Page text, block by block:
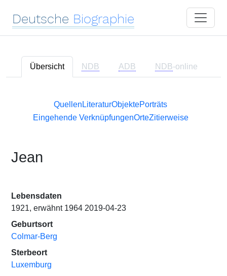
Deutsche Biographie
Übersicht NDB ADB NDB-online
Quellen LiteraturObjektePorträts
Eingehende VerknüpfungenOrteZitierweise
Jean
Lebensdaten
1921, erwähnt 1964 2019-04-23
Geburtsort
Colmar-Berg
Sterbeort
Luxemburg